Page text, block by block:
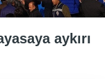
aykırı